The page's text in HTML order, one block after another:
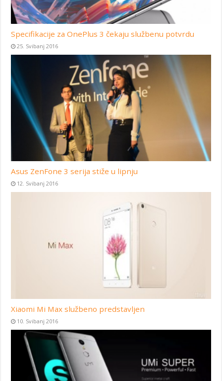
Specifikacije za OnePlus 3 čekaju službenu potvrdu
25. Svibanj 2016
Asus ZenFone 3 serija stiže u lipnju
12. Svibanj 2016
Xiaomi Mi Max službeno predstavljen
10. Svibanj 2016